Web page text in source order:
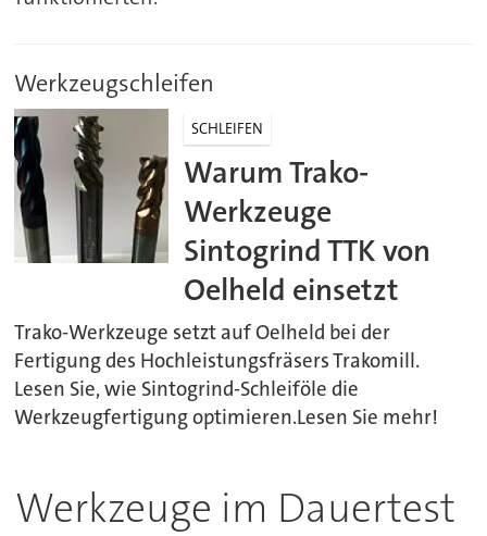
Werkzeugschleifen
SCHLEIFEN
Warum Trako-
Werkzeuge
Sintogrind TTK von
Oelheld einsetzt
Trako-Werkzeuge setzt auf Oelheld bei der
Fertigung des Hochleistungsfräsers Trakomill.
Lesen Sie, wie Sintogrind-Schleiföle die
Werkzeugfertigung optimieren.Lesen Sie mehr!
Werkzeuge im Dauertest